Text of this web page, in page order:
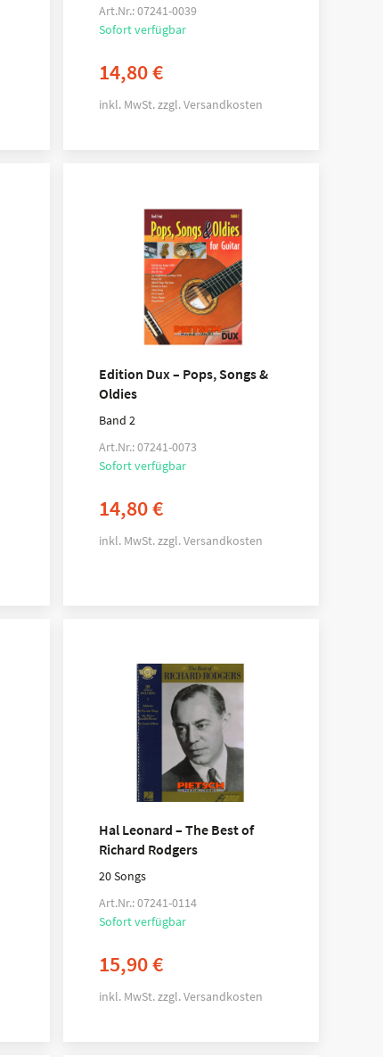
Art.Nr.: 07241-0039
Sofort verfügbar
14,80€
inkl. MwSt.zzgl.Versandkosten
Edition Dux – Pops, Songs &
Oldies
Band 2
Art.Nr.: 07241-0073
Sofort verfügbar
14,80€
inkl. MwSt.zzgl.Versandkosten
Hal Leonard – The Best of
Richard Rodgers
20 Songs
Art.Nr.: 07241-0114
Sofort verfügbar
15,90€
inkl. MwSt. zzgl.Versandkosten